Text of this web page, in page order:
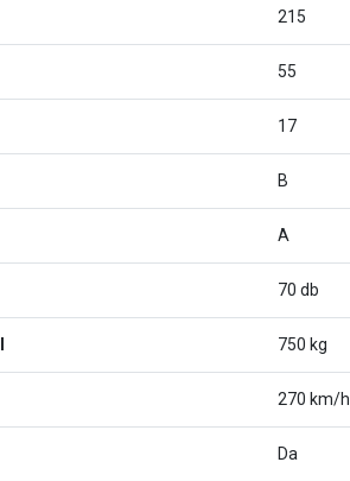
215
55
17
B
A
70 db
750 kg
270 km/h
Da